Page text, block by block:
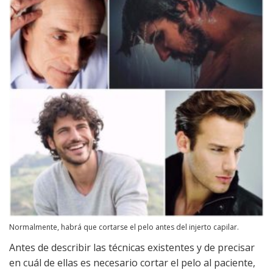
Normalmente, habrá que cortarse el pelo antes del injerto capilar.
Antes de describir las técnicas existentes y de precisar
en cuál de ellas es necesario cortar el pelo al paciente,